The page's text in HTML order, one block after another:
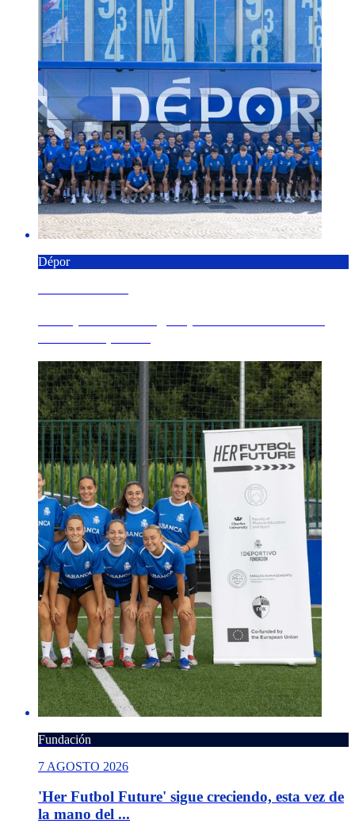
Dépor
Fundación
7 AGOSTO 2026
'Her Futbol Future' sigue creciendo, esta vez de
la mano del ...